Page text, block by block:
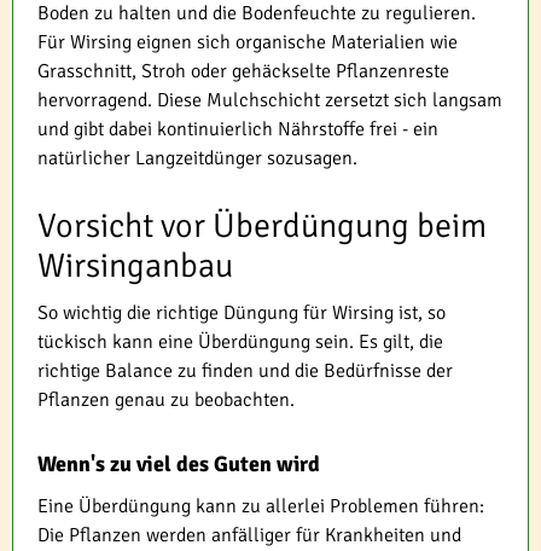
Boden zu halten und die Bodenfeuchte zu regulieren.
Für Wirsing eignen sich organische Materialien wie
Grasschnitt, Stroh oder gehäckselte Pflanzenreste
hervorragend. Diese Mulchschicht zersetzt sich langsam
und gibt dabei kontinuierlich Nährstoffe frei - ein
natürlicher Langzeitdünger sozusagen.
Vorsicht vor Überdüngung beim
Wirsinganbau
So wichtig die richtige Düngung für Wirsing ist, so
tückisch kann eine Überdüngung sein. Es gilt, die
richtige Balance zu finden und die Bedürfnisse der
Pflanzen genau zu beobachten.
Wenn's zu viel des Guten wird
Eine Überdüngung kann zu allerlei Problemen führen:
Die Pflanzen werden anfälliger für Krankheiten und